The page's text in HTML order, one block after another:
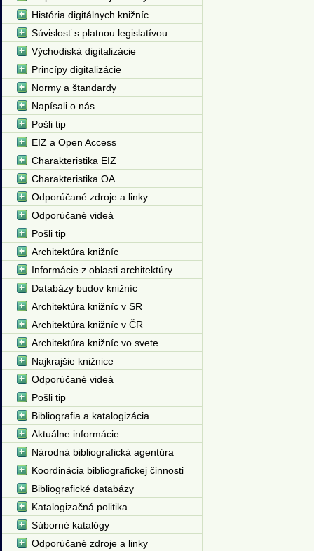
História digitálnych knižníc
Súvislosť s platnou legislatívou
Východiská digitalizácie
Princípy digitalizácie
Normy a štandardy
Napísali o nás
Pošli tip
EIZ a Open Access
Charakteristika EIZ
Charakteristika OA
Odporúčané zdroje a linky
Odporúčané videá
Pošli tip
Architektúra knižníc
Informácie z oblasti architektúry
Databázy budov knižníc
Architektúra knižníc v SR
Architektúra knižníc v ČR
Architektúra knižníc vo svete
Najkrajšie knižnice
Odporúčané videá
Pošli tip
Bibliografia a katalogizácia
Aktuálne informácie
Národná bibliografická agentúra
Koordinácia bibliografickej činnosti
Bibliografické databázy
Katalogizačná politika
Súborné katalógy
Odporúčané zdroje a linky